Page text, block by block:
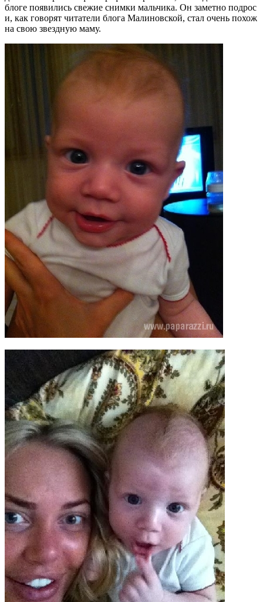
блоге появились свежие снимки мальчика. Он заметно подрос
и, как говорят читатели блога Малиновской, стал очень похож
на свою звездную маму.